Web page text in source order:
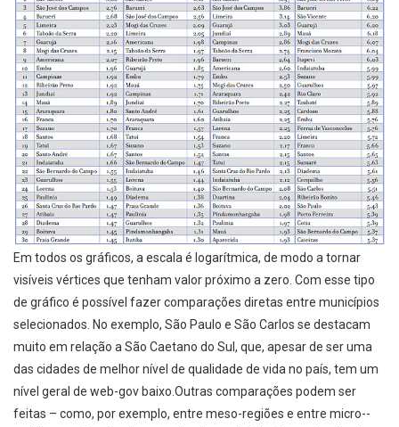
Em todos os gráficos, a escala é logarítmica, de modo a tornar
visíveis vértices que tenham valor próximo a zero. Com esse tipo
de gráfico é possível fazer comparações diretas entre municípios
selecionados. No exemplo, São Paulo e São Carlos se destacam
muito em relação a São Caetano do Sul, que, apesar de ser uma
das cidades de melhor nível de qualidade de vida no país, tem um
nível geral de web-­gov baixo.Outras comparações podem ser
feitas – como, por exemplo, entre meso­-regiões e entre micro-­